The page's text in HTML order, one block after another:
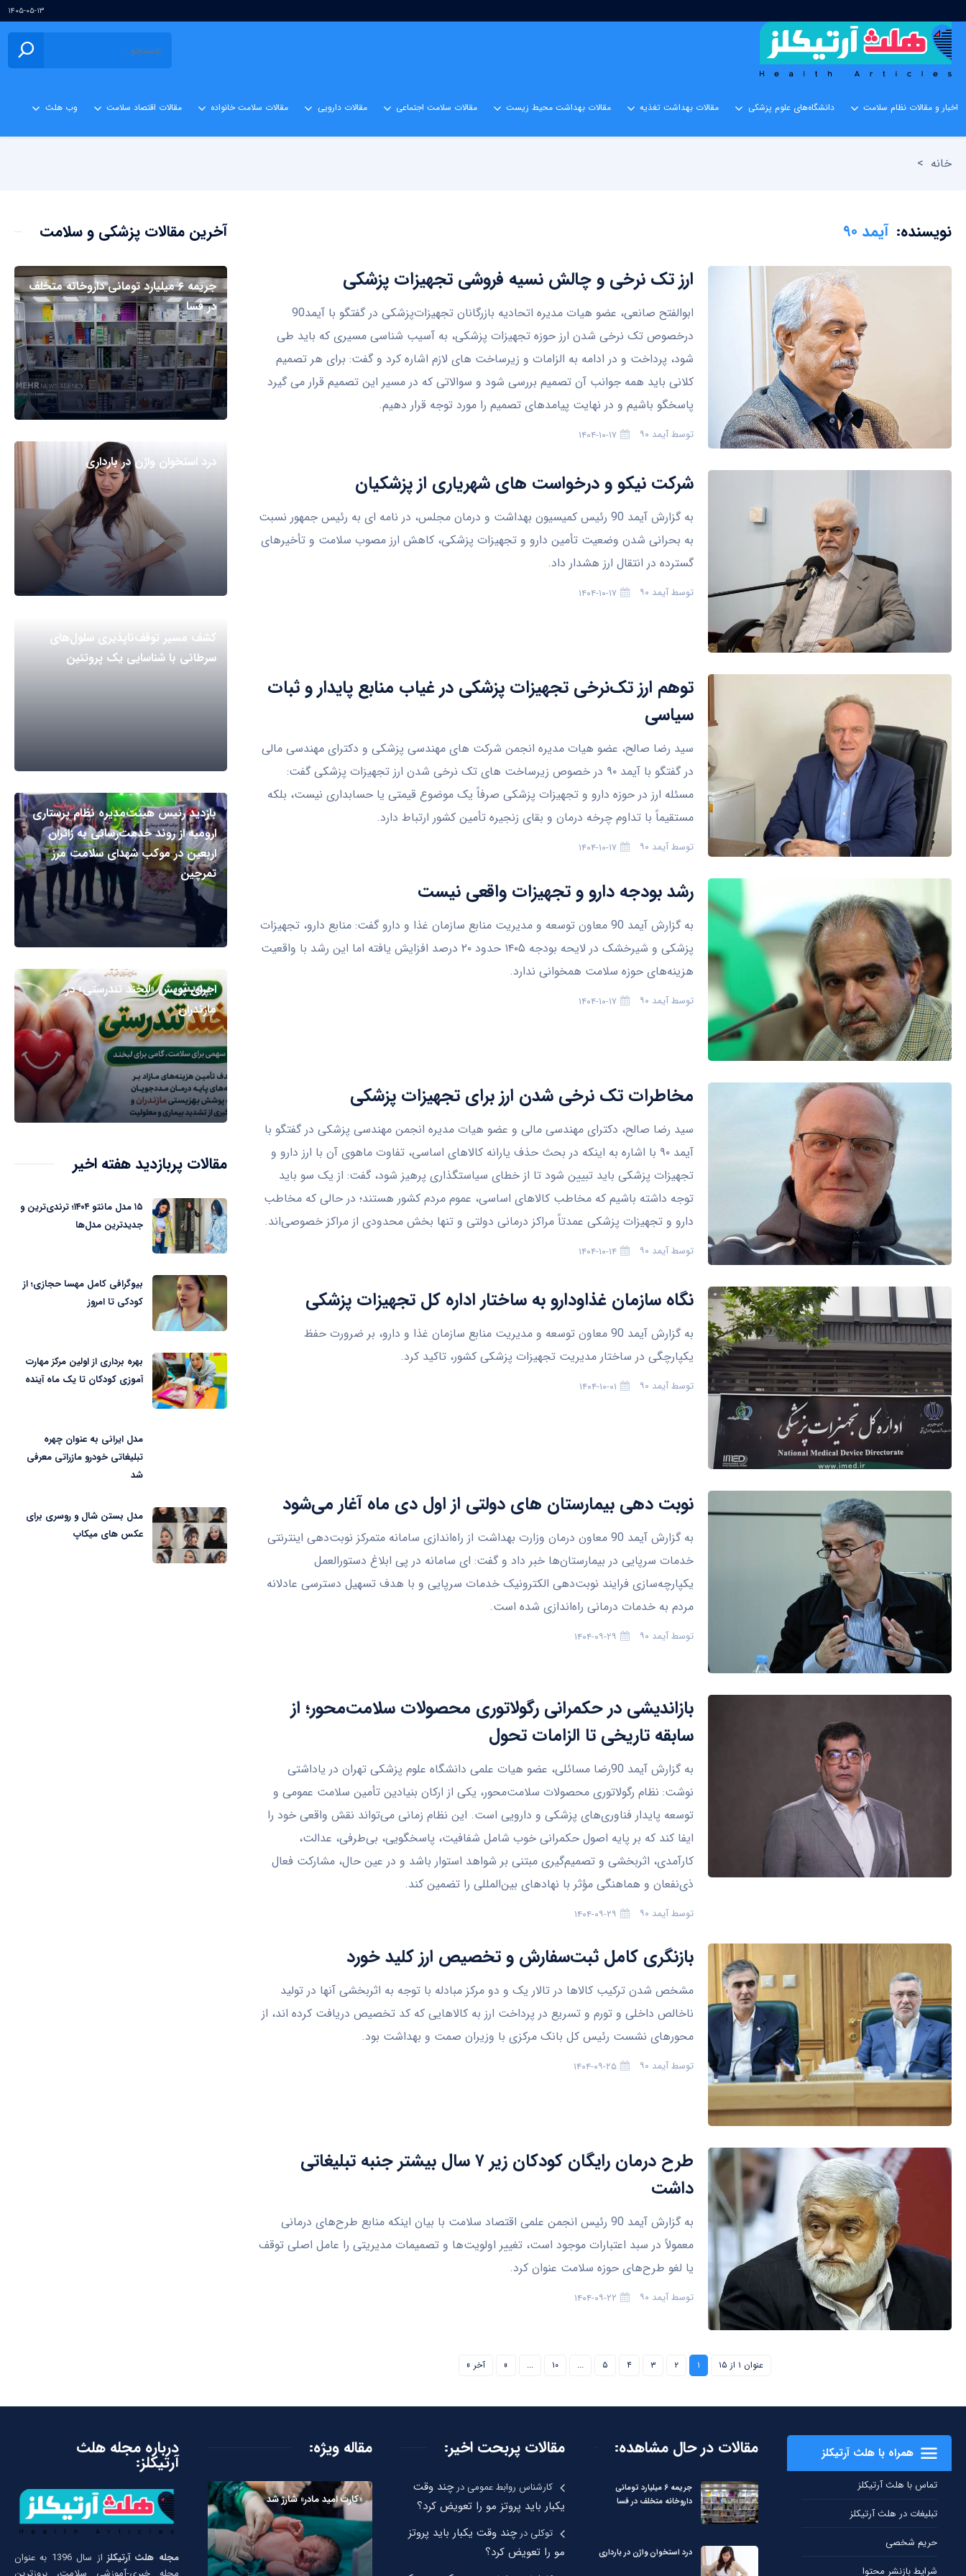
۱۴۰۵-۰۵-۱۳
اخبار و مقالات نظام سلامت دانشگاه‌های علوم پزشکی مقالات بهداشت تغذیه مقالات بهداشت محیط زیست مقالات سلامت اجتماعی مقالات دارویی مقالات سلامت خانواده مقالات اقتصاد سلامت وب هلث
خانه >
نویسنده: آیمد ۹۰
ارز تک نرخی و چالش نسیه فروشی تجهیزات پزشکی
ابوالفتح صانعی، عضو هیات مدیره اتحادیه بازرگانان تجهیزات‌پزشکی در گفتگو با آیمد90
درخصوص تک نرخی شدن ارز حوزه تجهیزات پزشکی، به آسیب شناسی مسیری که باید طی
شود، پرداخت و در ادامه به الزامات و زیرساخت های لازم اشاره کرد و گفت: برای هر تصمیم
کلانی باید همه جوانب آن تصمیم بررسی شود و سوالاتی که در مسیر این تصمیم قرار می گیرد
پاسخگو باشیم و در نهایت پیامدهای تصمیم را مورد توجه قرار دهیم.
توسطآیمد ۹۰ ۱۴۰۴-۱۰-۱۷
شرکت نیکو و درخواست های شهریاری از پزشکیان
به گزارش آیمد 90 رئیس کمیسیون بهداشت و درمان مجلس، در نامه ای به رئیس جمهور نسبت
به بحرانی شدن وضعیت تأمین دارو و تجهیزات پزشکی، کاهش ارز مصوب سلامت و تأخیرهای
گسترده در انتقال ارز هشدار داد.
توسطآیمد ۹۰ ۱۴۰۴-۱۰-۱۷
توهم ارز تک‌نرخی تجهیزات پزشکی در غیاب منابع پایدار و ثبات
سیاسی
سید رضا صالح، عضو هیات مدیره انجمن شرکت های مهندسی پزشکی و دکترای مهندسی مالی
در گفتگو با آیمد ۹۰ در خصوص زیرساخت های تک نرخی شدن ارز تجهیزات پزشکی گفت:
مسئله ارز در حوزه دارو و تجهیزات پزشکی صرفاً یک موضوع قیمتی یا حسابداری نیست، بلکه
مستقیماً با تداوم چرخه درمان و بقای زنجیره تأمین کشور ارتباط دارد.
توسطآیمد ۹۰ ۱۴۰۴-۱۰-۱۷
رشد بودجه دارو و تجهیزات واقعی نیست
به گزارش آیمد 90 معاون توسعه و مدیریت منابع سازمان غذا و دارو گفت: منابع دارو، تجهیزات
پزشکی و شیرخشک در لایحه بودجه ۱۴۰۵ حدود ۲۰ درصد افزایش یافته اما این رشد با واقعیت
هزینه‌های حوزه سلامت همخوانی ندارد.
توسطآیمد ۹۰ ۱۴۰۴-۱۰-۱۷
مخاطرات تک نرخی شدن ارز برای تجهیزات پزشکی
سید رضا صالح، دکترای مهندسی مالی و عضو هیات مدیره انجمن مهندسی پزشکی در گفتگو با
آیمد ۹۰ با اشاره به اینکه در بحث حذف یارانه کالاهای اساسی، تفاوت ماهوی آن با ارز دارو و
تجهیزات پزشکی باید تبیین شود تا از خطای سیاستگذاری پرهیز شود، گفت: از یک سو باید
توجه داشته باشیم که مخاطب کالاهای اساسی، عموم مردم کشور هستند؛ در حالی‌ که مخاطب
دارو و تجهیزات پزشکی عمدتاً مراکز درمانی دولتی و تنها بخش محدودی از مراکز خصوصی‌اند.
توسطآیمد ۹۰ ۱۴۰۴-۱۰-۱۴
نگاه سازمان غذاودارو به ساختار اداره کل تجهیزات پزشکی
به گزارش آیمد 90 معاون توسعه و مدیریت منابع سازمان غذا و دارو، بر ضرورت حفظ
یکپارچگی در ساختار مدیریت تجهیزات پزشکی کشور، تاکید کرد.
توسطآیمد ۹۰ ۱۴۰۴-۱۰-۰۱
نوبت دهی بیمارستان های دولتی از اول دی ماه آغار می‌شود
به گزارش آیمد 90 معاون درمان وزارت بهداشت از راه‌اندازی سامانه متمرکز نوبت‌دهی اینترنتی
خدمات سرپایی در بیمارستان‌ها خبر داد و گفت: ای سامانه در پی ابلاغ دستورالعمل
یکپارچه‌سازی فرایند نوبت‌دهی الکترونیک خدمات سرپایی و با هدف تسهیل دسترسی عادلانه
مردم به خدمات درمانی راه‌اندازی شده است.
توسطآیمد ۹۰ ۱۴۰۴-۰۹-۲۹
بازاندیشی در حکمرانی رگولاتوری محصولات سلامت‌محور؛ از
سابقه تاریخی تا الزامات تحول
به گزارش آیمد 90رضا مسائلی، عضو هیات علمی دانشگاه علوم پزشکی تهران در یاداشتی
نوشت: نظام رگولاتوری محصولات سلامت‌محور، یکی از ارکان بنیادین تأمین سلامت عمومی و
توسعه پایدار فناوری‌های پزشکی و دارویی است. این نظام زمانی می‌تواند نقش واقعی خود را
ایفا کند که بر پایه اصول حکمرانی خوب شامل شفافیت، پاسخگویی، بی‌طرفی، عدالت،
کارآمدی، اثربخشی و تصمیم‌گیری مبتنی بر شواهد استوار باشد و در عین حال، مشارکت فعال
ذی‌نفعان و هماهنگی مؤثر با نهادهای بین‌المللی را تضمین کند.
توسطآیمد ۹۰ ۱۴۰۴-۰۹-۲۹
بازنگری کامل ثبت‌سفارش و تخصیص ارز کلید خورد
مشخص شدن ترکیب کالاها در تالار یک و دو مرکز مبادله با توجه به اثربخشی آنها در تولید
ناخالص داخلی و تورم و تسریع در پرداخت ارز به کالاهایی که کد تخصیص دریافت کرده اند، از
محورهای نشست رئیس کل بانک مرکزی با وزیران صمت و بهداشت بود.
توسطآیمد ۹۰ ۱۴۰۴-۰۹-۲۵
طرح درمان رایگان کودکان زیر ۷ سال بیشتر جنبه تبلیغاتی
داشت
به گزارش آیمد 90 رئیس انجمن علمی اقتصاد سلامت با بیان اینکه منابع طرح‌های درمانی
معمولاً در سبد اعتبارات موجود است، تغییر اولویت‌ها و تصمیمات مدیریتی را عامل اصلی توقف
یا لغو طرح‌های حوزه سلامت عنوان کرد.
توسطآیمد ۹۰ ۱۴۰۴-۰۹-۲۲
عنوان ۱ از ۱۵ ۱ ۲ ۳ ۴ ۵ ... ۱۰ ...
» آخر »
آخرین مقالات پزشکی و سلامت
جریمه ۶ میلیارد تومانی داروخانه متخلف
در فسا
درد استخوان واژن در بارداری
کشف مسیر توقف‌ناپذیری سلول‌های
سرطانی با شناسایی یک پروتئین
بازدید رئیس هیئت‌مدیره نظام پرستاری
ارومیه از روند خدمت‌رسانی به زائران
اربعین در موکب شهدای سلامت مرز
تمرچین
اجرای پویش «لبخند تندرستی» در
مازندران
مقالات پربازدید هفته اخیر
۱۵ مدل مانتو ۱۴۰۴؛ ترندی‌ترین و
جدیدترین مدل‌ها
بیوگرافی کامل مهسا حجازی؛ از
کودکی تا امروز
بهره برداری از اولین مرکز مهارت
آموزی کودکان تا یک ماه آینده
مدل ایرانی به عنوان چهره
تبلیغاتی خودرو مازراتی معرفی
شد
مدل بستن شال و روسری برای
عکس های میکاپ
همراه با هلث آرتیکلز
تماس با هلث آرتیکلز
تبلیغات در هلث آرتیکلز
حریم شخصی
شرایط بازنشر محتوا
مقالات در حال مشاهده:
جریمه ۶ میلیارد تومانی
داروخانه متخلف در فسا
درد استخوان واژن در بارداری
مقالات پربحت اخیر:
کارشناس روابط عمومیدرچند وقت
یکبار باید پروتز مو را تعویض کرد؟
توکلیدرچند وقت یکبار باید پروتز
مو را تعویض کرد؟
مقاله ویژه:
«کارت امید مادر» شارژ شد
درباره مجله هلث
آرتیکلز:
مجله هلث آرتیکلز
از سال 1396 به عنوان